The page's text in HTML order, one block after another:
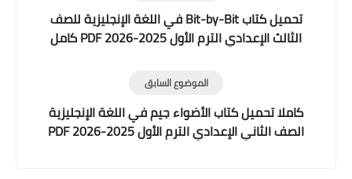
تحميل كتاب Bit-by-Bit في اللغة الإنجليزية للصف
الثالث الإعدادي الترم الأول 2025-2026 PDF كامل
الموضوع السابق
كاملا تحميل كتاب الأضواء جيم في اللغة الإنجليزية
الصف الثاني الإعدادي الترم الأول 2025-2026 PDF